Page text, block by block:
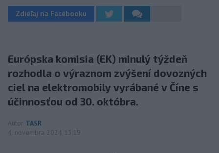
Zdieľaj na Facebooku
Európska komisia (EK) minulý týždeň
rozhodla o výraznom zvýšení dovozných
ciel na elektromobily vyrábané v Číne s
účinnosťou od 30. októbra.
Autor TASR
4. novembra 2024 13:19